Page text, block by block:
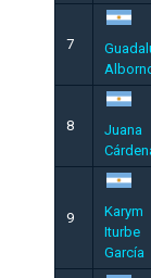
7
8
Juana
9
Karym
Iturbe
García